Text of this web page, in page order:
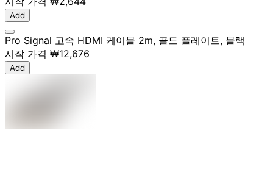
Add
Pro Signal 고속 HDMI 케이블 2m, 골드 플레이트, 블랙
시작 가격 ₩12,676
Add